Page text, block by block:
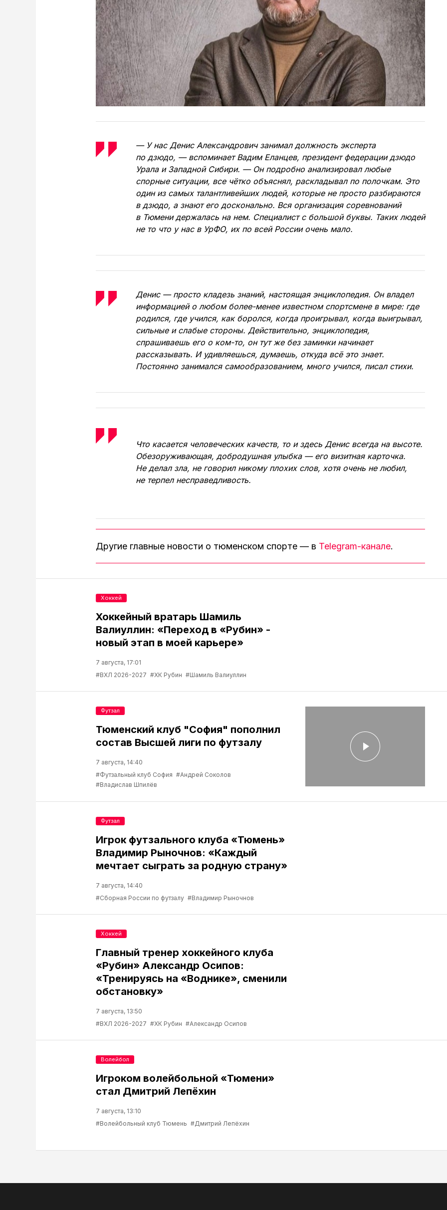
— У нас Денис Александрович занимал должность эксперта
по дзюдо, — вспоминает Вадим Еланцев, президент федерации дзюдо
Урала и Западной Сибири. — Он подробно анализировал любые
спорные ситуации, все чётко объяснял, раскладывал по полочкам. Это
один из самых талантливейших людей, которые не просто разбираются
в дзюдо, а знают его досконально. Вся организация соревнований
в Тюмени держалась на нем. Специалист с большой буквы. Таких людей
не то что у нас в УрФО, их по всей России очень мало.
Денис — просто кладезь знаний, настоящая энциклопедия. Он владел
информацией о любом более-менее известном спортсмене в мире: где
родился, где учился, как боролся, когда проигрывал, когда выигрывал,
сильные и слабые стороны. Действительно, энциклопедия,
спрашиваешь его о ком-то, он тут же без заминки начинает
рассказывать. И удивляешься, думаешь, откуда всё это знает.
Постоянно занимался самообразованием, много учился, писал стихи.
Что касается человеческих качеств, то и здесь Денис всегда на высоте.
Обезоруживающая, добродушная улыбка — его визитная карточка.
Не делал зла, не говорил никому плохих слов, хотя очень не любил,
не терпел несправедливость.
Другие главные новости о тюменском спорте — в Telegram-канале.
Хоккейный вратарь Шамиль
Валиуллин: «Переход в «Рубин» -
новый этап в моей карьере»
7 августа, 17:01
#ВХЛ 2026-2027 #ХК Рубин #Шамиль Валиуллин
Хоккей
Тюменский клуб "София" пополнил
состав Высшей лиги по футзалу
7 августа, 14:40
#Футзальный клуб София #Андрей Соколов
#Владислав Шпилёв
Футзал
Игрок футзального клуба «Тюмень»
Владимир Рыночнов: «Каждый
мечтает сыграть за родную страну»
7 августа, 14:40
#Сборная России по футзалу #Владимир Рыночнов
Футзал
Главный тренер хоккейного клуба
«Рубин» Александр Осипов:
«Тренируясь на «Воднике», сменили
обстановку»
7 августа, 13:50
#ВХЛ 2026-2027 #ХК Рубин #Александр Осипов
Хоккей
Игроком волейбольной «Тюмени»
стал Дмитрий Лепёхин
7 августа, 13:10
#Волейбольный клуб Тюмень #Дмитрий Лепёхин
Волейбол